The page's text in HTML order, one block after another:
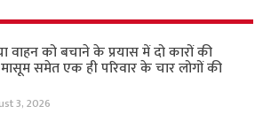
वाहन को बचाने के प्रयास में दो कारों की
समेत एक ही परिवार के चार लोगों की
3, 2026